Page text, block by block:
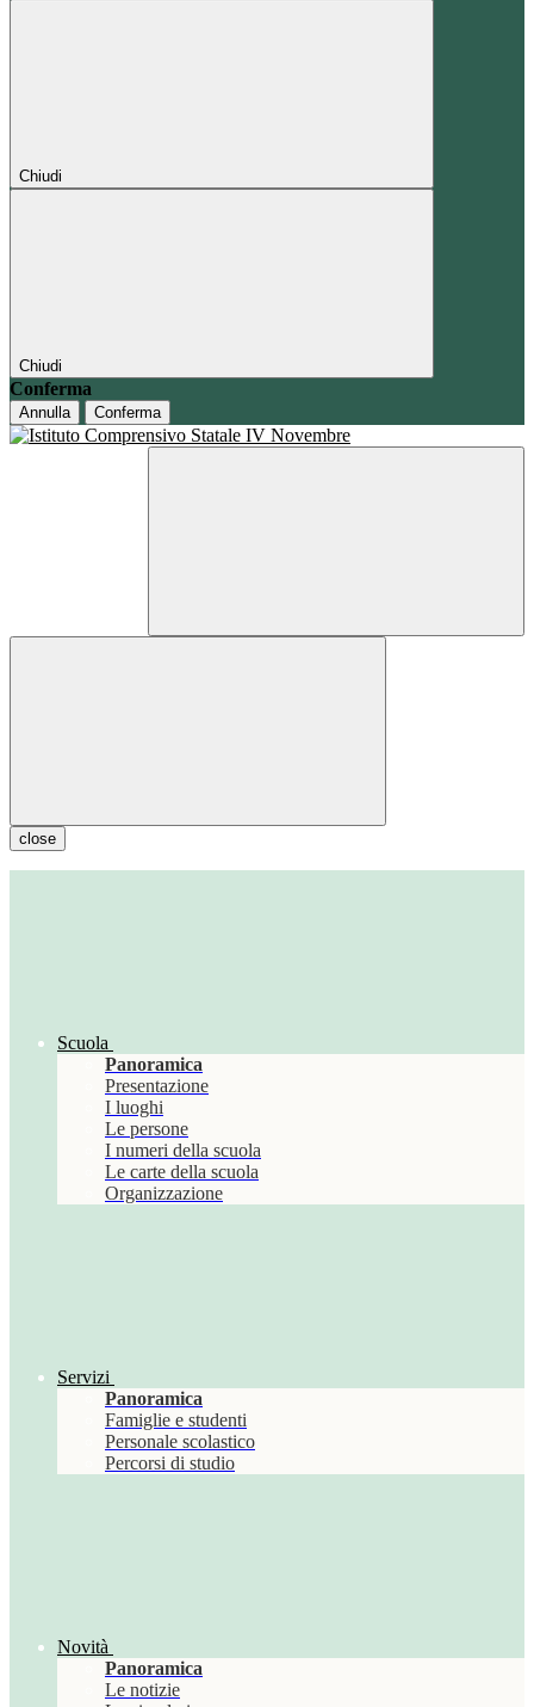
Chiudi
Chiudi
Conferma
Annulla Conferma
close
Scuola
Panoramica
Presentazione
I luoghi
Le persone
I numeri della scuola
Le carte della scuola
Organizzazione
Servizi
Panoramica
Famiglie e studenti
Personale scolastico
Percorsi di studio
Novità
Panoramica
Le notizie